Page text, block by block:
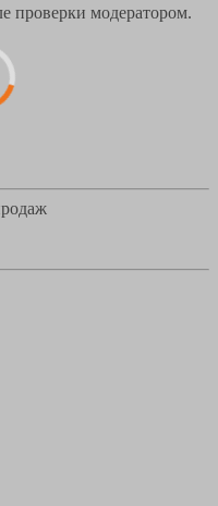
проверки модератором.